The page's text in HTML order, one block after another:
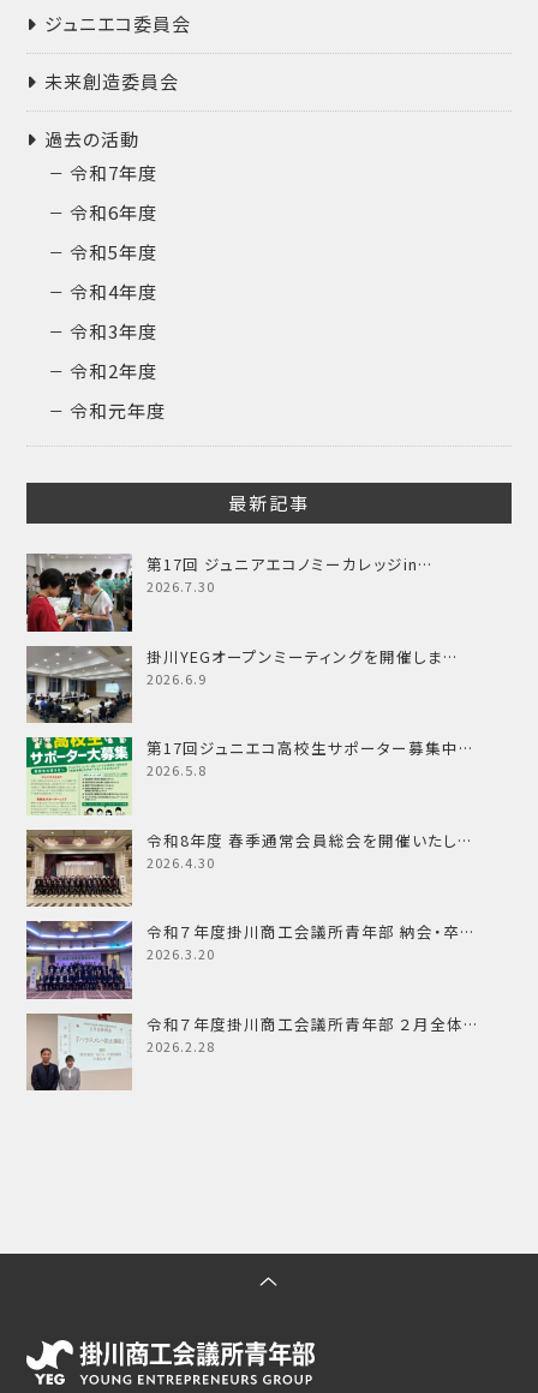
ジュニエコ委員会
未来創造委員会
過去の活動
令和7年度
令和6年度
令和5年度
令和4年度
令和3年度
令和2年度
令和元年度
最新記事
第17回 ジュニアエコノミーカレッジin…
2026.7.30
掛川YEGオープンミーティングを開催しま…
2026.6.9
第17回ジュニエコ高校生サポーター募集中…
2026.5.8
令和8年度 春季通常会員総会を開催いたし…
2026.4.30
令和７年度掛川商工会議所青年部 納会・卒…
2026.3.20
令和７年度掛川商工会議所青年部 ２月全体…
2026.2.28